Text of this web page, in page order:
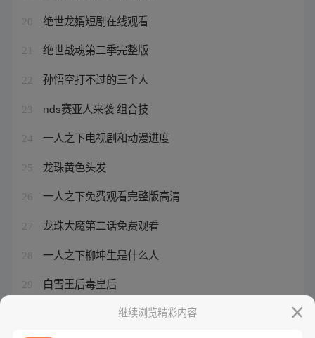
20 绝世龙婿短剧在线观看
21 绝世战魂第二季完整版
22 孙悟空打不过的三个人
23 nds赛亚人来袭 组合技
24 一人之下电视剧和动漫进度
25 龙珠黄色头发
26 一人之下免费观看完整版高清
27 龙珠大魔第二话免费观看
28 一人之下柳坤生是什么人
29 白雪王后毒皇后
一人之下电视剧是动漫的第几季
继续浏览精彩内容